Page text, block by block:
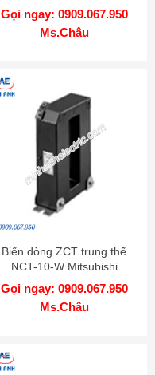
Gọi ngay: 0909.067.950
Ms.Châu
Biến dòng ZCT trung thế
NCT-10-W Mitsubishi
Gọi ngay: 0909.067.950
Ms.Châu